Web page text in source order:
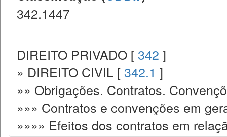
342.1447
DIREITO PRIVADO [ 342 ]
» DIREITO CIVIL [ 342.1 ]
»» Obrigações. Contratos.
»»» Contratos e convenções em
»»»» Efeitos dos contratos em